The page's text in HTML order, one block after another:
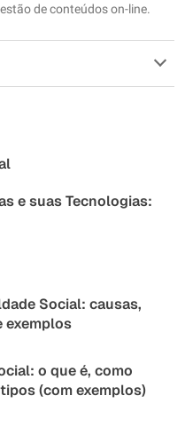
de conteúdos on-line.
e suas Tecnologias:
Social: causas,
exemplos
o que é, como
(com exemplos)